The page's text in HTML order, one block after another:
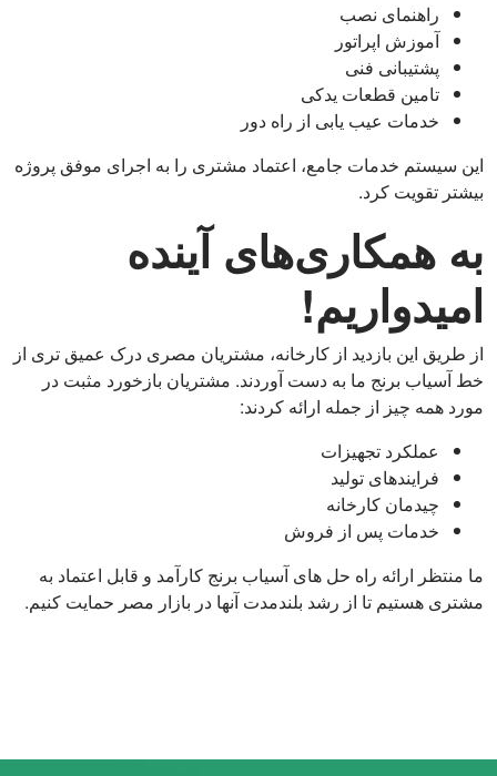
راهنمای نصب
آموزش اپراتور
پشتیبانی فنی
تامین قطعات یدکی
خدمات عیب یابی از راه دور
این سیستم خدمات جامع، اعتماد مشتری را به اجرای موفق پروژه
بیشتر تقویت کرد.
به همکاری‌های آینده
امیدواریم!
از طریق این بازدید از کارخانه، مشتریان مصری درک عمیق تری از
خط آسیاب برنج ما به دست آوردند. مشتریان بازخورد مثبت در
مورد همه چیز از جمله ارائه کردند:
عملکرد تجهیزات
فرایندهای تولید
چیدمان کارخانه
خدمات پس از فروش
ما منتظر ارائه راه حل های آسیاب برنج کارآمد و قابل اعتماد به
مشتری هستیم تا از رشد بلندمدت آنها در بازار مصر حمایت کنیم.